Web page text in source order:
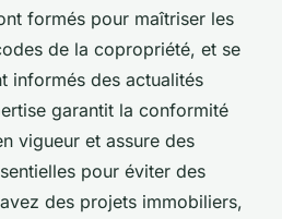
formés pour maîtriser les
de la copropriété, et se
informés des actualités
garantit la conformité
vigueur et assure des
pour éviter des
des projets immobiliers,